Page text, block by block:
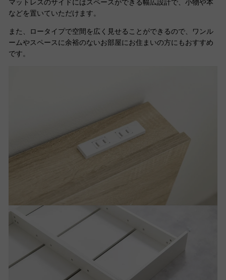
マットレスのサイドにはスペースができる幅広設計で、小物や本
などを置いていただけます。
また、ロータイプで空間を広く見せることができるので、ワンル
ームやスペースに余裕のないお部屋にお住まいの方にもおすすめ
です。